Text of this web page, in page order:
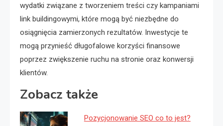
wydatki związane z tworzeniem treści czy kampaniami
link buildingowymi, które mogą być niezbędne do
osiągnięcia zamierzonych rezultatów. Inwestycje te
mogą przynieść długofalowe korzyści finansowe
poprzez zwiększenie ruchu na stronie oraz konwersji
klientów.
Zobacz także
Pozycjonowanie SEO co to jest?